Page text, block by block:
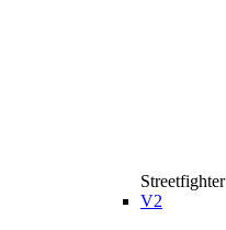
Streetfighter
V2